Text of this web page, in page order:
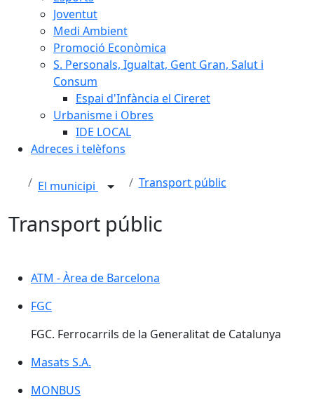
Joventut
Medi Ambient
Promoció Econòmica
S. Personals, Igualtat, Gent Gran, Salut i
Consum
Espai d'Infància el Cireret
Urbanisme i Obres
IDE LOCAL
Adreces i telèfons
El municipi Transport públic
Transport públic
ATM - Àrea de Barcelona
ATM - Àrea de Barcelona
FGC
FGC
FGC. Ferrocarrils de la Generalitat de Catalunya
Masats S.A.
Masats S.A.
MONBUS
MONBUS